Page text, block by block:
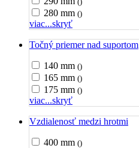
280 mm ()
viac...skryť
Točný priemer nad suportom
140 mm ()
165 mm ()
175 mm ()
viac...skryť
Vzdialenosť medzi hrotmi
400 mm ()